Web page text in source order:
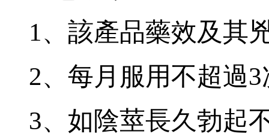
1、該產品藥效及其
2、每月服用不超過3
3、如陰莖長久勃起